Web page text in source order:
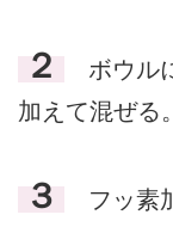
２ ボウル
加えて混ぜる。
３
フッ素